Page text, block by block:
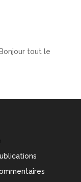
Bonjour tout le